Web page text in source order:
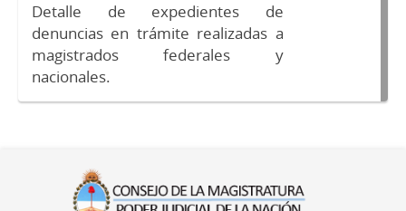
Detalle de expedientes de
denuncias en trámite realizadas a
magistrados federales y
nacionales.